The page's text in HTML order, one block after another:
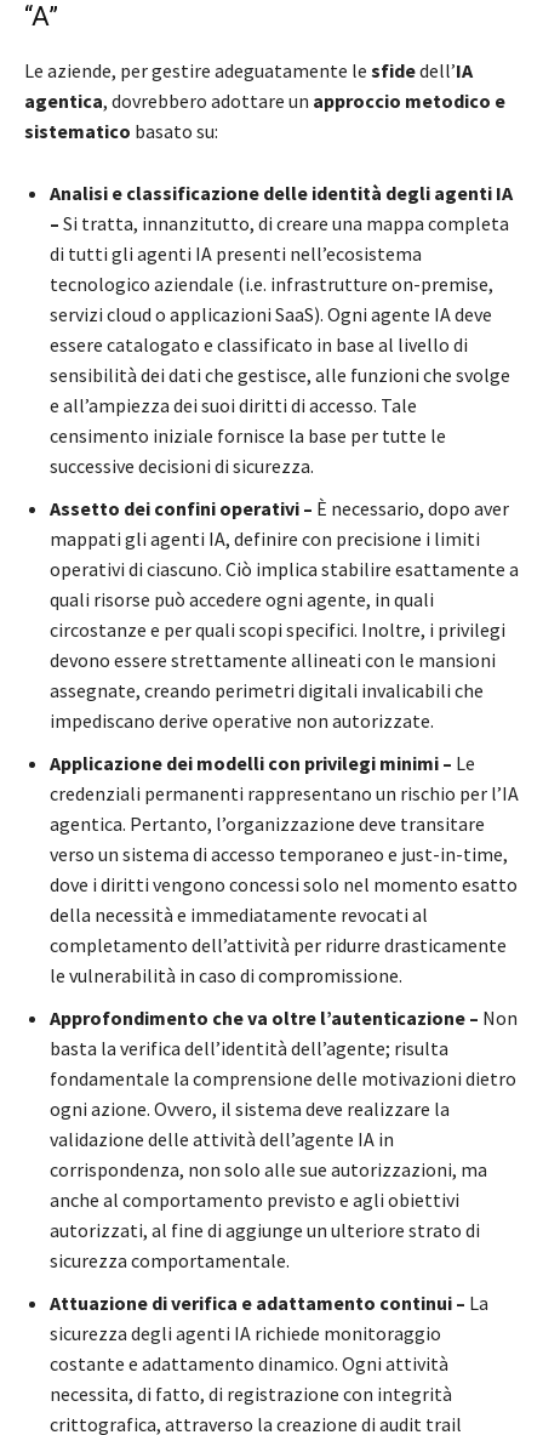
“A”
Le aziende, per gestire adeguatamente le sfidedell’IA
agentica, dovrebbero adottare un approccio metodico e
sistematico basato su:
Analisi e classificazione delle identità degli agenti IA
– Si tratta, innanzitutto, di creare una mappa completa
di tutti gli agenti IA presenti nell’ecosistema
tecnologico aziendale (i.e. infrastrutture on-premise,
servizi cloud o applicazioni SaaS). Ogni agente IA deve
essere catalogato e classificato in base al livello di
sensibilità dei dati che gestisce, alle funzioni che svolge
e all’ampiezza dei suoi diritti di accesso. Tale
censimento iniziale fornisce la base per tutte le
successive decisioni di sicurezza.
Assetto dei confini operativi – È necessario, dopo aver
mappati gli agenti IA, definire con precisione i limiti
operativi di ciascuno. Ciò implica stabilire esattamente a
quali risorse può accedere ogni agente, in quali
circostanze e per quali scopi specifici. Inoltre, i privilegi
devono essere strettamente allineati con le mansioni
assegnate, creando perimetri digitali invalicabili che
impediscano derive operative non autorizzate.
Applicazione dei modelli con privilegi minimi – Le
credenziali permanenti rappresentano un rischio per l’IA
agentica. Pertanto, l’organizzazione deve transitare
verso un sistema di accesso temporaneo e just-in-time,
dove i diritti vengono concessi solo nel momento esatto
della necessità e immediatamente revocati al
completamento dell’attività per ridurre drasticamente
le vulnerabilità in caso di compromissione.
Approfondimento che va oltre l’autenticazione – Non
basta la verifica dell’identità dell’agente; risulta
fondamentale la comprensione delle motivazioni dietro
ogni azione. Ovvero, il sistema deve realizzare la
validazione delle attività dell’agente IA in
corrispondenza, non solo alle sue autorizzazioni, ma
anche al comportamento previsto e agli obiettivi
autorizzati, al fine di aggiunge un ulteriore strato di
sicurezza comportamentale.
Attuazione di verifica e adattamento continui – La
sicurezza degli agenti IA richiede monitoraggio
costante e adattamento dinamico. Ogni attività
necessita, di fatto, di registrazione con integrità
crittografica, attraverso la creazione di audit trail